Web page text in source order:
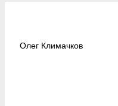
Олег Климачков